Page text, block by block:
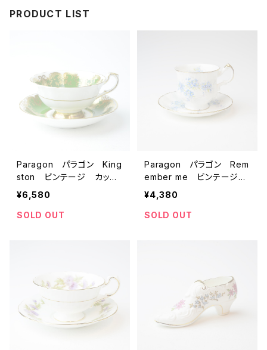
PRODUCT LIST
Paragon パラゴン King
ston ビンテージ カップ
＆ソーサー 【イギリス】
アンティーク コーヒーカ
ップ ティーカップ
¥6,580
SOLD OUT
Paragon パラゴン Rem
ember me ビンテージ
デミタスカップ＆ソーサー
【イギリス】 アンティー
ク コーヒーカップ ティ
¥4,380
SOLD OUT